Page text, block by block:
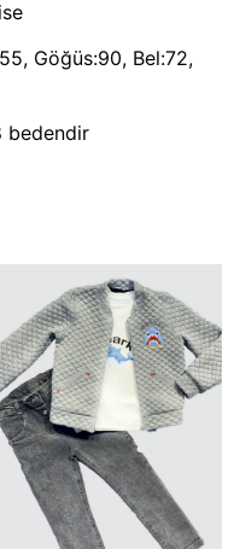
Göğüs:90, Bel:72,
bedendir